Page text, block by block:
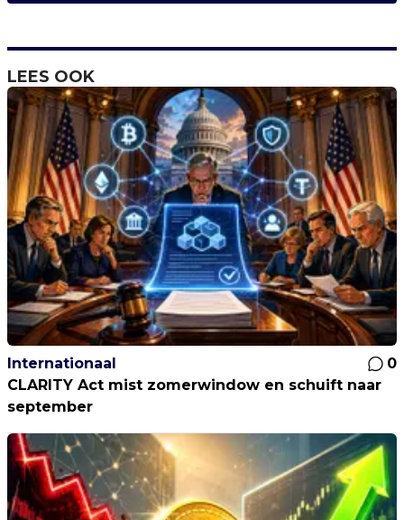
LEES OOK
Internationaal
0
CLARITY Act mist zomerwindow en schuift naar
september